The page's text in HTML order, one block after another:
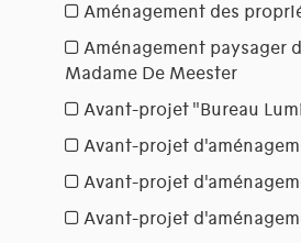
Aménagement des
Aménagement paysager
Madame De Meester
Avant-projet "Bureau
Avant-projet
Avant-projet
Avant-projet